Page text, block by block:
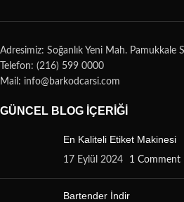
Adresimiz: Soğanlık Yeni Mah.
Telefon: (216) 599 0000
Mail: info@barkodcarsi.com
GÜNCEL BLOG İÇERIĞI
En Kaliteli Etiket Makinesi
17 Eylül 2024 1 Comment
Bartender İndir